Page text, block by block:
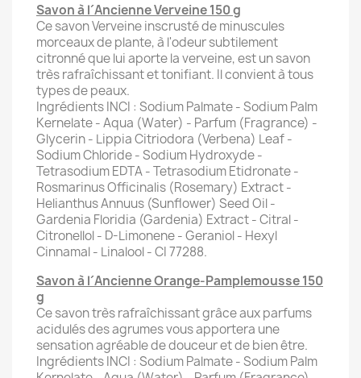
Savon à l´Ancienne Verveine 150 g
Ce savon Verveine inscrusté de minuscules
morceaux de plante, à l'odeur subtilement
citronné que lui aporte la verveine, est un savon
très rafraîchissant et tonifiant. Il convient à tous
types de peaux.
Ingrédients INCI : Sodium Palmate - Sodium Palm
Kernelate - Aqua (Water) - Parfum (Fragrance) -
Glycerin - Lippia Citriodora (Verbena) Leaf -
Sodium Chloride - Sodium Hydroxyde -
Tetrasodium EDTA - Tetrasodium Etidronate -
Rosmarinus Officinalis (Rosemary) Extract -
Helianthus Annuus (Sunflower) Seed Oil -
Gardenia Floridia (Gardenia) Extract - Citral -
Citronellol - D-Limonene - Geraniol - Hexyl
Cinnamal - Linalool - CI 77288.
Savon à l´Ancienne Orange-Pamplemousse 150
g
Ce savon très rafraîchissant grâce aux parfums
acidulés des agrumes vous apportera une
sensation agréable de douceur et de bien être.
Ingrédients INCI : Sodium Palmate - Sodium Palm